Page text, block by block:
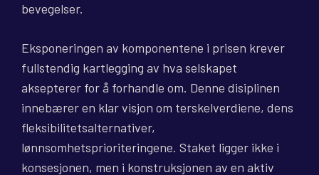
bevegelser.
Eksponeringen av komponentene i prisen krever
fullstendig kartlegging av hva selskapet
aksepterer for å forhandle om. Denne disiplinen
innebærer en klar visjon om terskelverdiene, dens
fleksibilitetsalternativer,
lønnsomhetsprioriteringene. Staket ligger ikke i
konsesjonen, men i konstruksjonen av en aktiv